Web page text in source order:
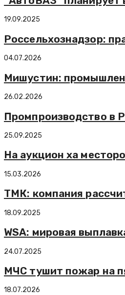
19.09.2025
Россельхознадзор:
04.07.2026
Мишустин:
26.02.2026
Промпроизводство в
25.09.2025
На аукцион ха
15.03.2026
ТМК: компания
18.09.2025
WSA: мировая
24.07.2025
МЧС тушит пожар на
18.07.2026